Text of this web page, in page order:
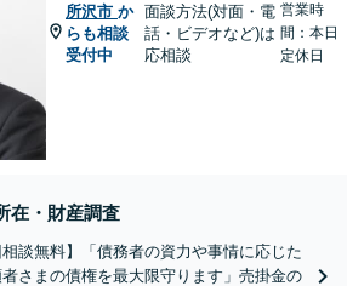
所沢市 か
らも相談
受付中
面談方法(対面・電
話・ビデオなど)は
応相談
営業時
間：本日
定休日
在・財産調査
相談無料】「債務者の資力や事情に応じた
さまの債権を最大限守ります」売掛金の